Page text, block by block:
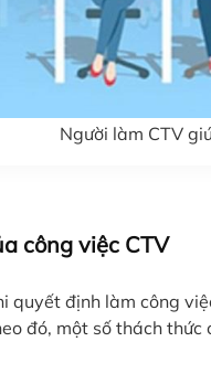
Người làm CTV
công việc CTV
quyết định làm công
đó, một số thách thức